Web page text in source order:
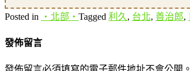
Posted in ‧北部‧ Tagged 利久 , 台北, 善治郎,
發佈留言